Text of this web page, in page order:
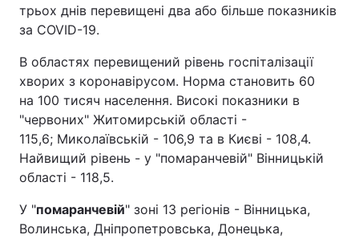
трьох днів перевищені два або більше показників
за COVID-19.
В областях перевищений рівень госпіталізації
хворих з коронавірусом. Норма становить 60
на 100 тисяч населення. Високі показники в
"червоних" Житомирській області -
115,6; Миколаївській - 106,9 та в Києві - 108,4.
Найвищий рівень - у "помаранчевій" Вінницькій
області - 118,5.
У "помаранчевій" зоні 13 регіонів - Вінницька,
Волинська, Дніпропетровська, Донецька,